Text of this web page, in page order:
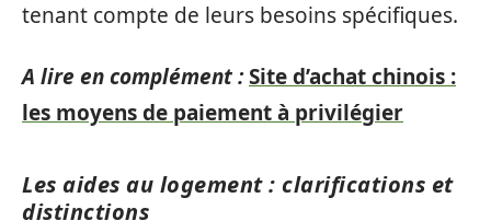
tenant compte de leurs besoins spécifiques.
A lire en complément :Site d’achat chinois :
les moyens de paiement à privilégier
Les aides au logement : clarifications et
distinctions